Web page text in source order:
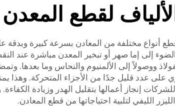
لقطع المعدن
أنواع مختلفة من المعادن بسرعة كبيرة وبدقة
إلى إما صهر أو تبخير المعدن مباشرة عند
ووصولاً إلى الألمنيوم والنحاس وما بعدها.
على عدد قليل جدًا من الأجزاء المتحركة. وهذا
للشركات إنجاز أعمالها بتقليل الهدر وزيادة
الليفي لتلبية احتياجاتها من قطع المعادن.